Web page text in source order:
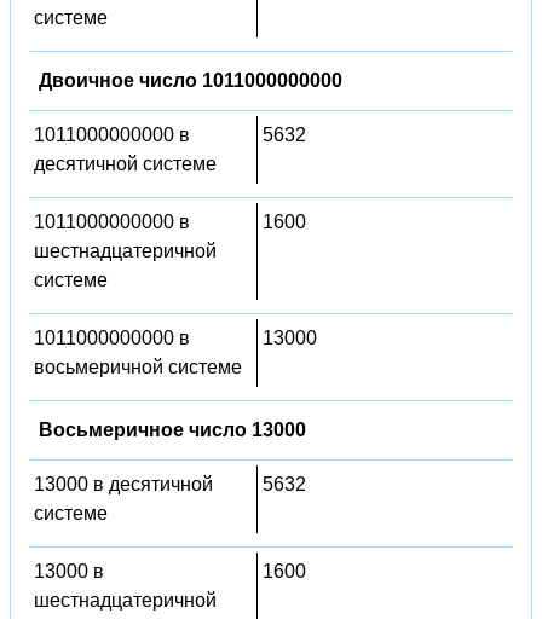
системе
Двоичное число 1011000000000
1011000000000 в
десятичной системе
5632
1011000000000 в
шестнадцатеричной
системе
1600
1011000000000 в
восьмеричной системе
13000
Восьмеричное число 13000
13000 в десятичной
системе
5632
13000 в
шестнадцатеричной
1600